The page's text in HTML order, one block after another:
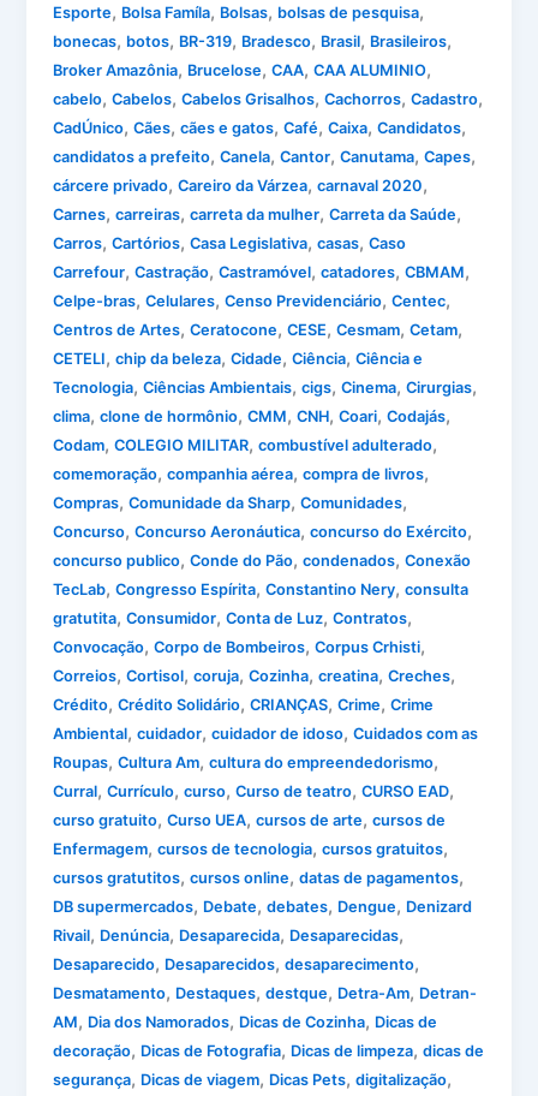
Esporte, Bolsa Famíla, Bolsas, bolsas de pesquisa,
bonecas, botos, BR-319, Bradesco, Brasil, Brasileiros,
Broker Amazônia, Brucelose,CAA,CAA ALUMINIO,
cabelo,Cabelos,Cabelos Grisalhos,Cachorros,Cadastro,
CadÚnico,Cães,cães e gatos,Café,Caixa,Candidatos,
candidatos a prefeito,Canela,Cantor,Canutama,Capes,
cárcere privado,Careiro da Várzea,carnaval 2020,
Carnes,carreiras,carreta da mulher,Carreta da Saúde,
Carros,Cartórios,Casa Legislativa,casas,Caso
Carrefour,Castração,Castramóvel,catadores,CBMAM,
Celpe-bras,Celulares,Censo Previdenciário,Centec,
Centros de Artes,Ceratocone,CESE,Cesmam,Cetam,
CETELI,chip da beleza,Cidade,Ciência,Ciência e
Tecnologia,Ciências Ambientais,cigs,Cinema,Cirurgias,
clima,clone de hormônio,CMM,CNH,Coari,Codajás,
Codam,COLEGIO MILITAR,combustível adulterado,
comemoração,companhia aérea,compra de livros,
Compras,Comunidade da Sharp,Comunidades,
Concurso,Concurso Aeronáutica,concurso do Exército,
concurso publico,Conde do Pão,condenados,Conexão
TecLab,Congresso Espírita,Constantino Nery,consulta
gratutita,Consumidor,Conta de Luz,Contratos,
Convocação,Corpo de Bombeiros,Corpus Crhisti,
Correios,Cortisol,coruja,Cozinha,creatina,Creches,
Crédito,Crédito Solidário,CRIANÇAS,Crime,Crime
Ambiental,cuidador,cuidador de idoso,Cuidados com as
Roupas,Cultura Am,cultura do empreendedorismo,
Curral,Currículo,curso,Curso de teatro,CURSO EAD,
curso gratuito,Curso UEA,cursos de arte,cursos de
Enfermagem,cursos de tecnologia,cursos gratuitos,
cursos gratutitos,cursos online,datas de pagamentos,
DB supermercados, Debate,debates, Dengue, Denizard
Rivail, Denúncia, Desaparecida, Desaparecidas,
Desaparecido, Desaparecidos,desaparecimento,
Desmatamento, Destaques,destque, Detra-Am, Detran-
AM, Dia dos Namorados, Dicas de Cozinha, Dicas de
decoração, Dicas de Fotografia, Dicas de limpeza,dicas de
segurança, Dicas de viagem, Dicas Pets,digitalização,